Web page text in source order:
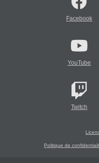
Facebook
YouTube
Twitch
Politique de